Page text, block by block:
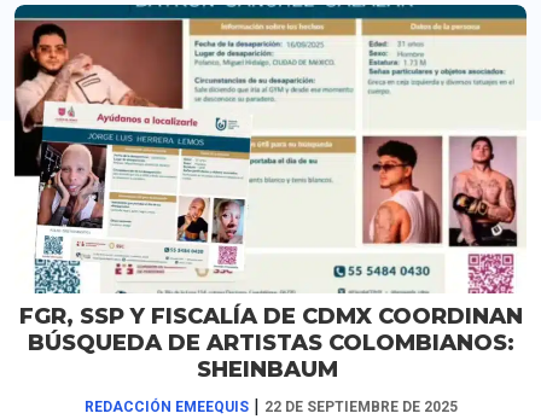
FGR, SSP Y FISCALÍA DE CDMX COORDINAN
BÚSQUEDA DE ARTISTAS COLOMBIANOS:
SHEINBAUM
REDACCIÓN EMEEQUIS | 22 DE SEPTIEMBRE DE 2025